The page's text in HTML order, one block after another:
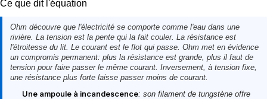
Ce que dit l'équation
Ohm découvre que l'électricité se comporte comme l'eau dans une
rivière. La tension est la pente qui la fait couler. La résistance est
l'étroitesse du lit. Le courant est le flot qui passe. Ohm met en évidence
un compromis permanent: plus la résistance est grande, plus il faut de
tension pour faire passer le même courant. Inversement, à tension fixe,
une résistance plus forte laisse passer moins de courant.
Une ampoule à incandescence: son filament de tungstène offre